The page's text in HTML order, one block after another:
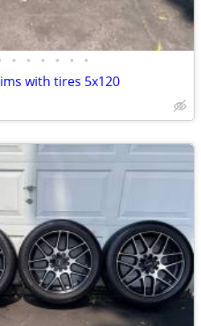
• • • • • •
with tires 5x120